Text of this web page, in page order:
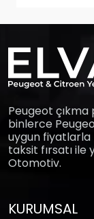
Peugeot
binlerce
uygun fiyatlarla
taksit fırsatı
Otomotiv.
KURUMSAL